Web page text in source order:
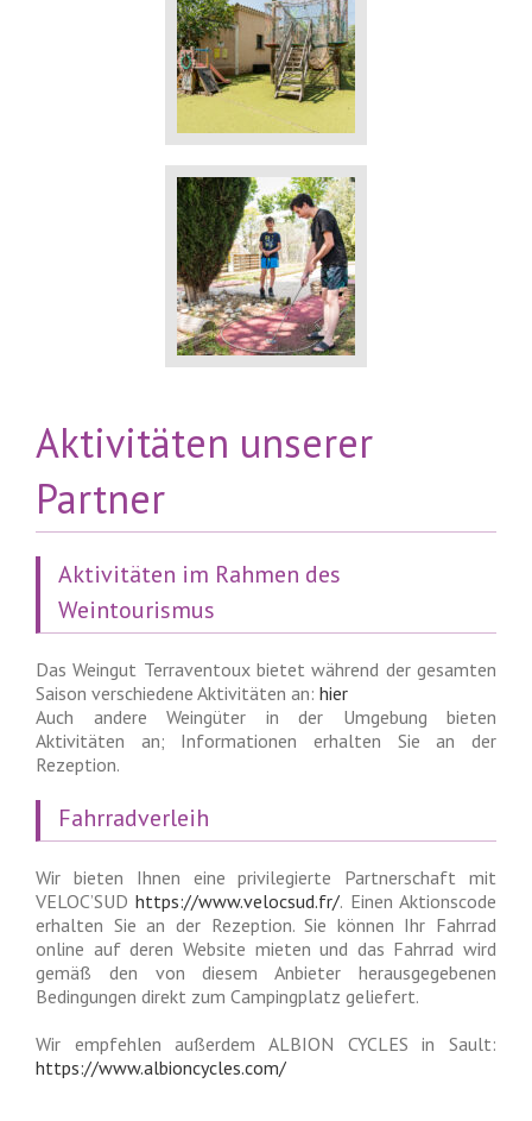
Aktivitäten unserer
Partner
Aktivitäten im Rahmen des
Weintourismus
Das Weingut Terraventoux bietet während der gesamten
Saison verschiedene Aktivitäten an: hier
Auch andere Weingüter in der Umgebung bieten
Aktivitäten an; Informationen erhalten Sie an der
Rezeption.
Fahrradverleih
Wir bieten Ihnen eine privilegierte Partnerschaft mit
VELOC’SUD https://www.velocsud.fr/. Einen Aktionscode
erhalten Sie an der Rezeption. Sie können Ihr Fahrrad
online auf deren Website mieten und das Fahrrad wird
gemäß den von diesem Anbieter herausgegebenen
Bedingungen direkt zum Campingplatz geliefert.
Wir empfehlen außerdem ALBION CYCLES in Sault:
https://www.albioncycles.com/